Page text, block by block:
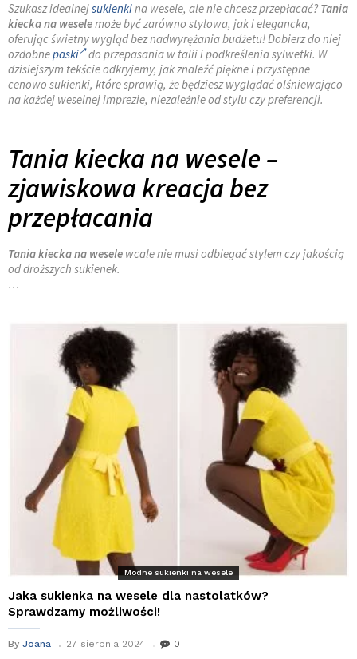
Szukasz idealnejsukienkina wesele, ale nie chcesz przepłacać?Tania
kiecka na weselemoże być zarówno stylowa, jak i elegancka,
oferując świetny wygląd bez nadwyrężania budżetu! Dobierz do niej
ozdobnepaski do przepasania w talii i podkreślenia sylwetki. W
dzisiejszym tekście odkryjemy, jak znaleźć piękne i przystępne
cenowo sukienki, które sprawią, że będziesz wyglądać olśniewająco
na każdej weselnej imprezie, niezależnie od stylu czy preferencji.
Tania kiecka na wesele –
zjawiskowa kreacja bez
przepłacania
Tania kiecka na wesele wcale nie musi odbiegać stylem czy jakością
od droższych sukienek.
…
Modne sukienki na wesele
Jaka sukienka na wesele dla nastolatków?
Sprawdzamy możliwości!
By Joana 27 sierpnia 2024 0